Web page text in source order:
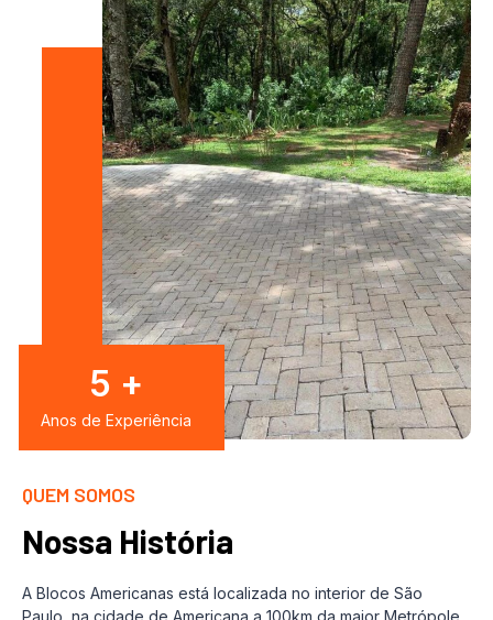
QUEM SOMOS
Nossa História
A Blocos Americanas está localizada no interior de São
Paulo, na cidade de Americana a 100km da maior Metrópole
7 +
Anos de Experiência